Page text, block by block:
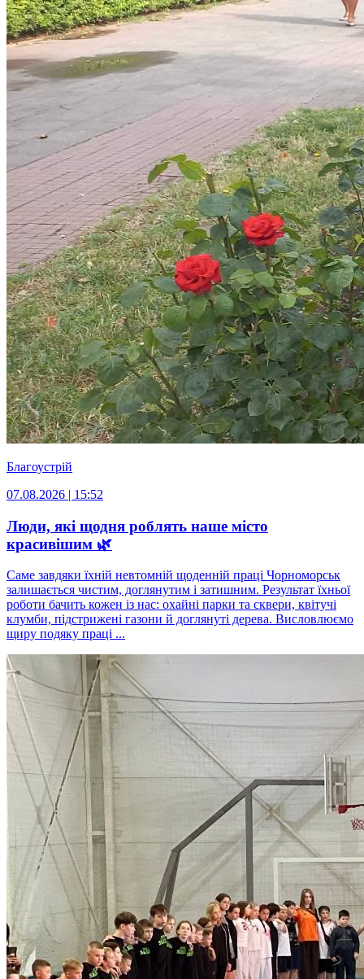
Благоустрій
07.08.2026 | 15:52
Люди, які щодня роблять наше місто
красивішим 🌿
Саме завдяки їхній невтомній щоденній праці Чорноморськ
залишається чистим, доглянутим і затишним. Результат їхньої
роботи бачить кожен із нас: охайні парки та сквери, квітучі
клумби, підстрижені газони й доглянуті дерева. Висловлюємо
щиру подяку праці ...